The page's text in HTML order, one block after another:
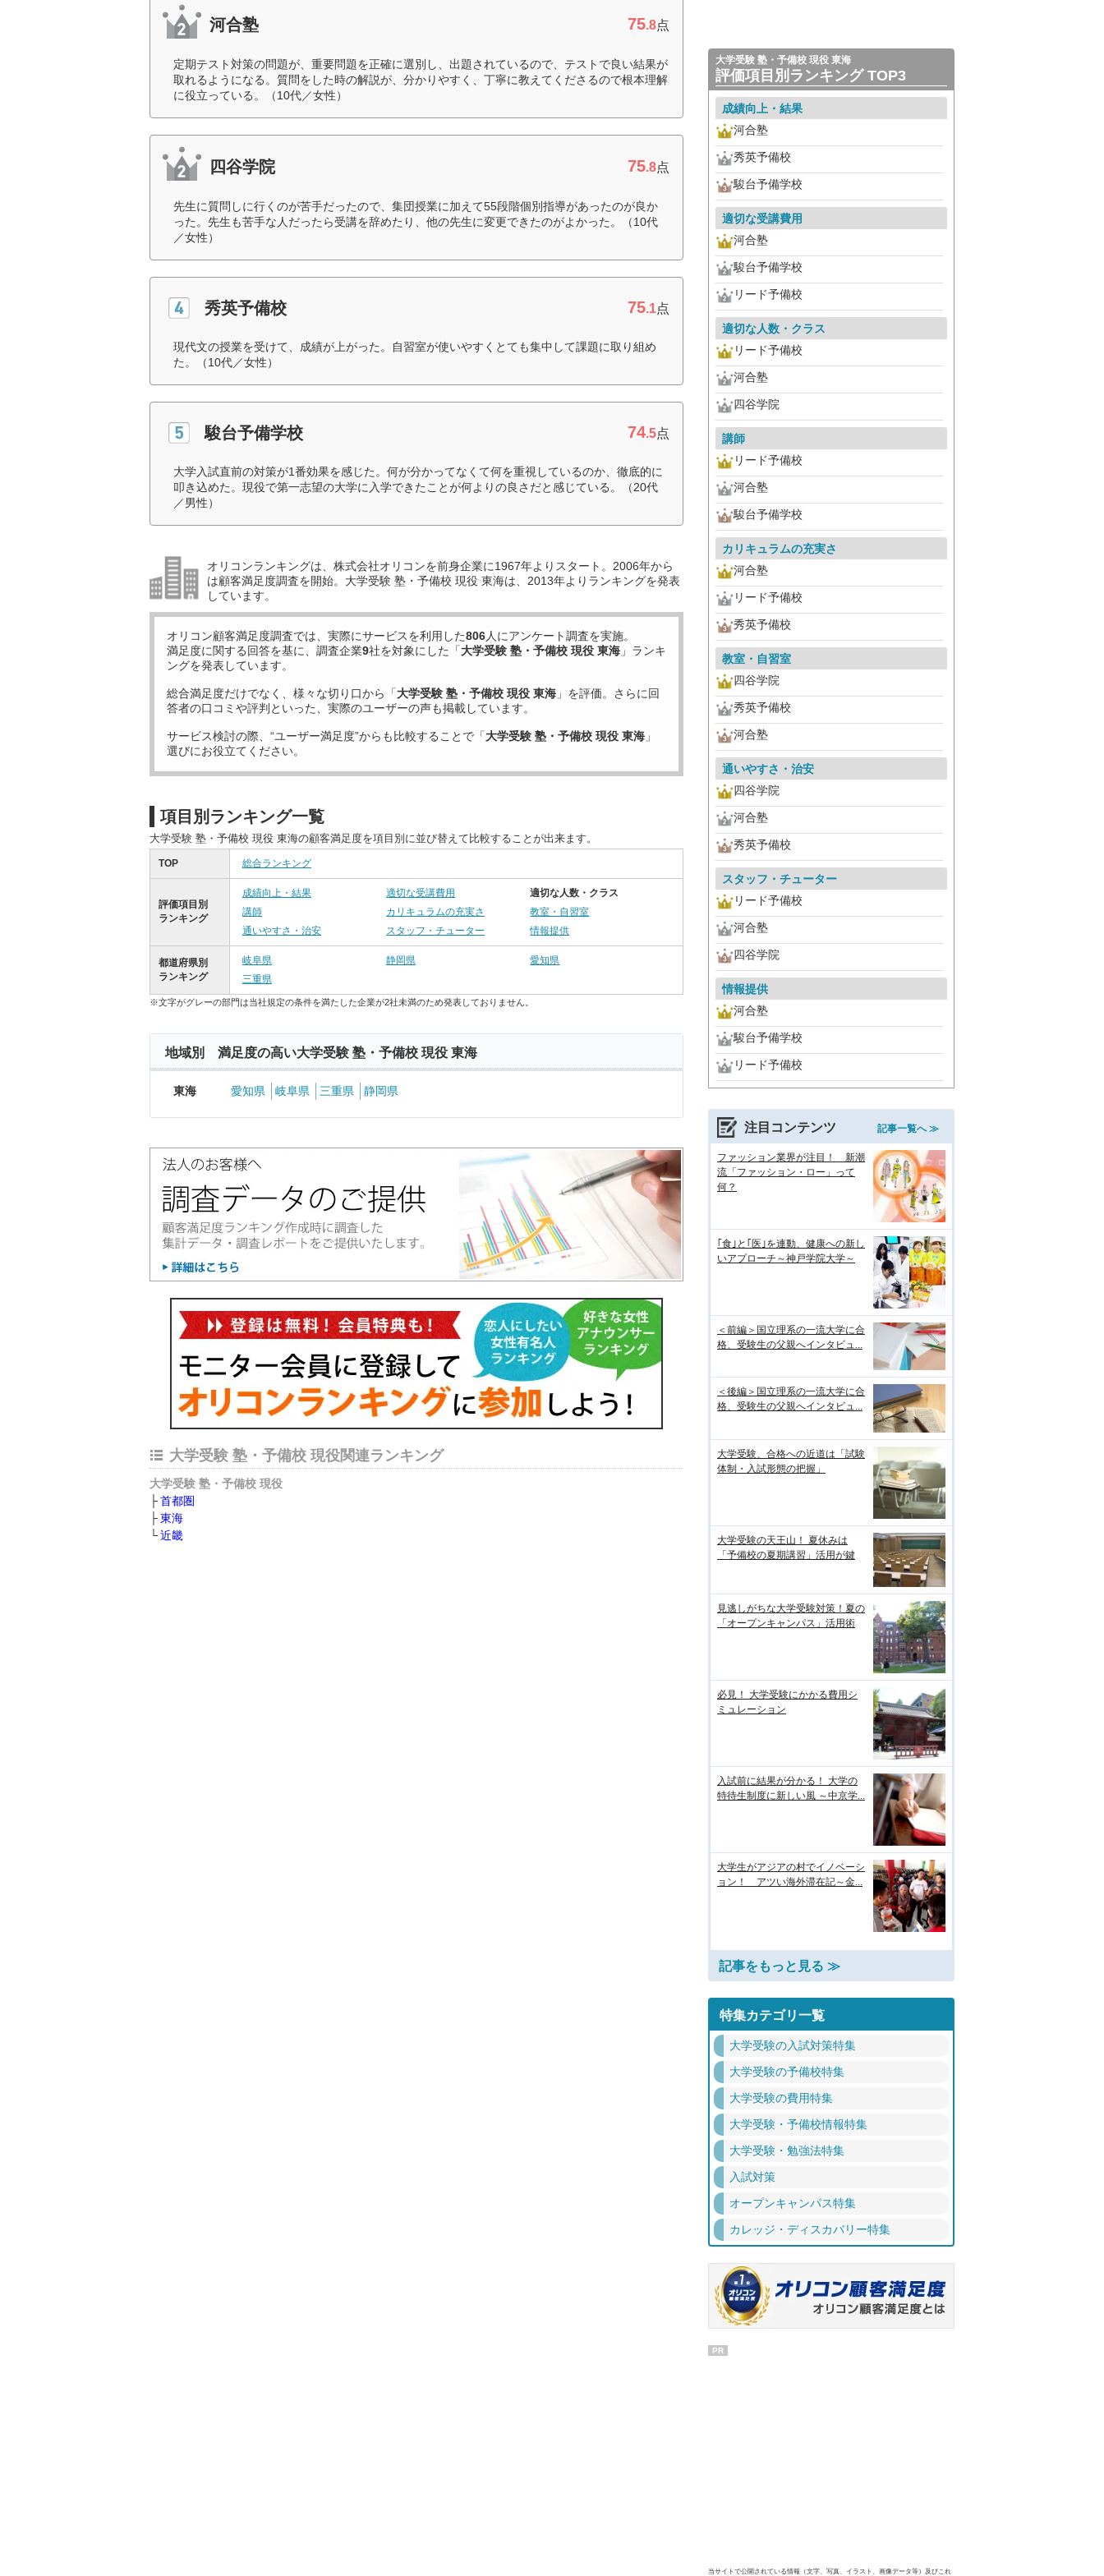
河合塾 75.8点
定期テスト対策の問題が、重要問題を正確に選別し、出題されているので、テストで良い結果が
取れるようになる。質問をした時の解説が、分かりやすく、丁寧に教えてくださるので根本理解
に役立っている。（10代／女性）
四谷学院 75.8点
先生に質問しに行くのが苦手だったので、集団授業に加えて55段階個別指導があったのが良か
った。先生も苦手な人だったら受講を辞めたり、他の先生に変更できたのがよかった。（10代
／女性）
秀英予備校 75.1点
現代文の授業を受けて、成績が上がった。自習室が使いやすくとても集中して課題に取り組め
た。（10代／女性）
駿台予備学校 74.5点
大学入試直前の対策が1番効果を感じた。何が分かってなくて何を重視しているのか、徹底的に
叩き込めた。現役で第一志望の大学に入学できたことが何よりの良さだと感じている。（20代
／男性）
オリコンランキングは、株式会社オリコンを前身企業に1967年よりスタート。2006年から
は顧客満足度調査を開始。大学受験 塾・予備校 現役 東海は、2013年よりランキングを発表
しています。
オリコン顧客満足度調査では、実際にサービスを利用した806人にアンケート調査を実施。
満足度に関する回答を基に、調査企業9社を対象にした「大学受験 塾・予備校 現役 東海 」ランキ
ングを発表しています。
総合満足度だけでなく、様々な切り口から「大学受験 塾・予備校 現役 東海 」を評価。さらに回
答者の口コミや評判といった、実際のユーザーの声も掲載しています。
サービス検討の際、“ユーザー満足度”からも比較することで「大学受験 塾・予備校 現役 東海 」
選びにお役立てください。
項目別ランキング一覧
大学受験 塾・予備校 現役 東海の顧客満足度を項目別に並び替えて比較することが出来ます。
TOP 総合ランキング
評価項目別
ランキング
成績向上・結果 適切な受講費用
適切な人数・クラス
講師
カリキュラムの充実さ
教室・自習室
通いやすさ・治安
スタッフ・チューター 情報提供
都道府県別
ランキング
岐阜県 静岡県
愛知県
三重県
※文字がグレーの部門は当社規定の条件を満たした企業が2社未満のため発表しておりません。
地域別 満足度の高い大学受験 塾・予備校 現役 東海
東海 愛知県 岐阜県 三重県 静岡県
大学受験 塾・予備校 現役関連ランキング
大学受験 塾・予備校 現役
首都圏
東海
近畿
大学受験 塾・予備校 現役 東海
評価項目別ランキング TOP3
成績向上・結果
河合塾
秀英予備校
駿台予備学校
適切な受講費用
河合塾
駿台予備学校
リード予備校
適切な人数・クラス
リード予備校
河合塾
四谷学院
講師
リード予備校
河合塾
駿台予備学校
カリキュラムの充実さ
河合塾
リード予備校
秀英予備校
教室・自習室
四谷学院
秀英予備校
河合塾
通いやすさ・治安
四谷学院
河合塾
秀英予備校
スタッフ・チューター
リード予備校
河合塾
四谷学院
情報提供
河合塾
駿台予備学校
リード予備校
注目コンテンツ 記事一覧へ ≫
ファッション業界が注目！ 新潮
流「ファッション・ロー」って
何？
｢食｣と｢医｣を連動、健康への新し
いアプローチ～神戸学院大学～
＜前編＞国立理系の一流大学に合
格、受験生の父親へインタビュ...
＜後編＞国立理系の一流大学に合
格、受験生の父親へインタビュ...
大学受験、合格への近道は「試験
体制・入試形態の把握」
大学受験の天王山！ 夏休みは
「予備校の夏期講習」活用が鍵
見逃しがちな大学受験対策！夏の
「オープンキャンパス」活用術
必見！ 大学受験にかかる費用シ
ミュレーション
入試前に結果が分かる！ 大学の
特待生制度に新しい風 ～中京学...
大学生がアジアの村でイノベーシ
ョン！ アツい海外滞在記～金...
記事をもっと見る ≫
特集カテゴリ一覧
大学受験の入試対策特集
大学受験の予備校特集
大学受験の費用特集
大学受験・予備校情報特集
大学受験・勉強法特集
入試対策
オープンキャンパス特集
カレッジ・ディスカバリー特集
PR
当サイトで公開されている情報（文字、写真、イラスト、画像データ等）及びこれ